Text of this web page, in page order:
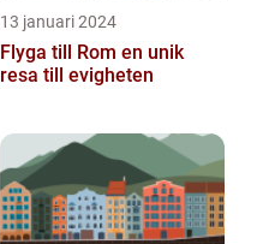
13 januari 2024
Flyga till Rom en unik
resa till evigheten